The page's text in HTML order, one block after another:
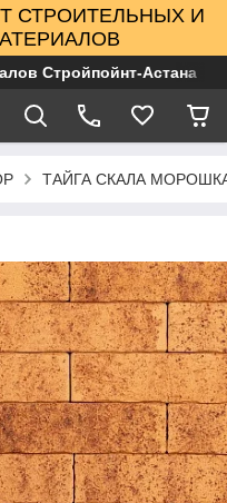
СТРОИТЕЛЬНЫХ И
Стройпойнт-Астана
ТАЙГА СКАЛА